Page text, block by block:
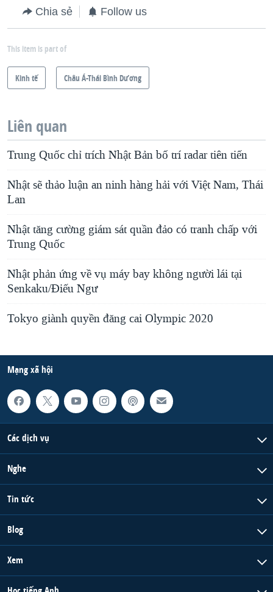
Chia sẻ Follow us
This item is part of
Kinh tế Châu Á-Thái Bình Dương
Liên quan
Trung Quốc chỉ trích Nhật Bản bố trí radar tiên tiến
Nhật sẽ thảo luận an ninh hàng hải với Việt Nam, Thái
Lan
Nhật tăng cường giám sát quần đảo có tranh chấp với
Trung Quốc
Nhật phản ứng về vụ máy bay không người lái tại
Senkaku/Ðiếu Ngư
Tokyo giành quyền đăng cai Olympic 2020
Mạng xã hội
Các dịch vụ
Nghe
Tin tức
Blog
Xem